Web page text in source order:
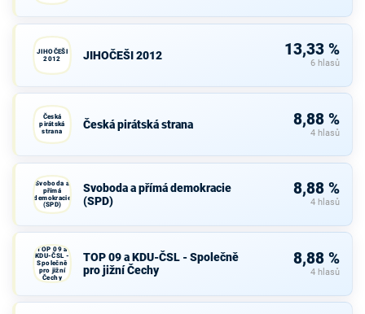
JIHOČEŠI
2012
JIHOČEŠI 2012 13,33 %
6 hlasů
Česká
pirátská
strana
Česká pirátská strana 8,88 %
4 hlasů
Svoboda a
přímá
demokracie
(SPD)
Svoboda a přímá demokracie
(SPD)
8,88 %
4 hlasů
TOP 09 a
KDU-ČSL -
Společně
pro jižní
Čechy
TOP 09 a KDU-ČSL - Společně
pro jižní Čechy
8,88 %
4 hlasů